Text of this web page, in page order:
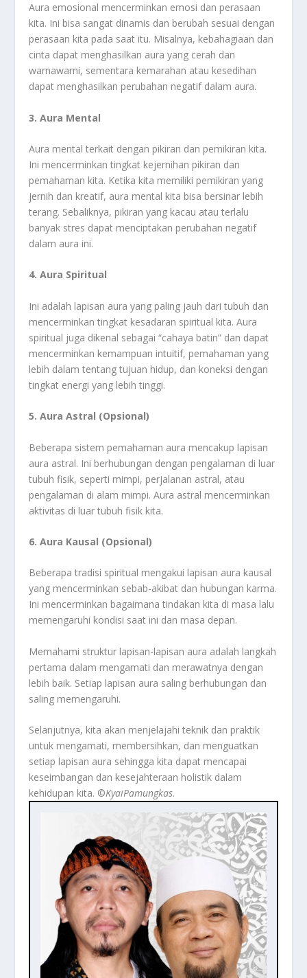
Aura emosional mencerminkan emosi dan perasaan
kita. Ini bisa sangat dinamis dan berubah sesuai dengan
perasaan kita pada saat itu. Misalnya, kebahagiaan dan
cinta dapat menghasilkan aura yang cerah dan
warnawarni, sementara kemarahan atau kesedihan
dapat menghasilkan perubahan negatif dalam aura.
3. Aura Mental
Aura mental terkait dengan pikiran dan pemikiran kita.
Ini mencerminkan tingkat kejernihan pikiran dan
pemahaman kita. Ketika kita memiliki pemikiran yang
jernih dan kreatif, aura mental kita bisa bersinar lebih
terang. Sebaliknya, pikiran yang kacau atau terlalu
banyak stres dapat menciptakan perubahan negatif
dalam aura ini.
4. Aura Spiritual
Ini adalah lapisan aura yang paling jauh dari tubuh dan
mencerminkan tingkat kesadaran spiritual kita. Aura
spiritual juga dikenal sebagai “cahaya batin” dan dapat
mencerminkan kemampuan intuitif, pemahaman yang
lebih dalam tentang tujuan hidup, dan koneksi dengan
tingkat energi yang lebih tinggi.
5. Aura Astral (Opsional)
Beberapa sistem pemahaman aura mencakup lapisan
aura astral. Ini berhubungan dengan pengalaman di luar
tubuh fisik, seperti mimpi, perjalanan astral, atau
pengalaman di alam mimpi. Aura astral mencerminkan
aktivitas di luar tubuh fisik kita.
6. Aura Kausal (Opsional)
Beberapa tradisi spiritual mengakui lapisan aura kausal
yang mencerminkan sebab-akibat dan hubungan karma.
Ini mencerminkan bagaimana tindakan kita di masa lalu
memengaruhi kondisi saat ini dan masa depan.
Memahami struktur lapisan-lapisan aura adalah langkah
pertama dalam mengamati dan merawatnya dengan
lebih baik. Setiap lapisan aura saling berhubungan dan
saling memengaruhi.
Selanjutnya, kita akan menjelajahi teknik dan praktik
untuk mengamati, membersihkan, dan menguatkan
setiap lapisan aura sehingga kita dapat mencapai
keseimbangan dan kesejahteraan holistik dalam
kehidupan kita. ©️KyaiPamungkas.